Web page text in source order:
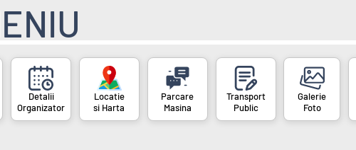
Organizator
si Harta
Masina
Public
Galerie
Foto